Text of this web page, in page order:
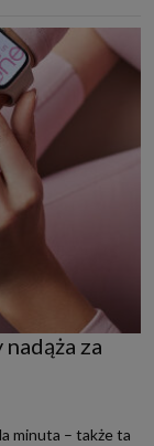
za
minuta – także ta